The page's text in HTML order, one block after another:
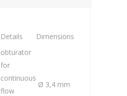
Details Dimensions
obturator
for
continuous
flow
Ø 3,4 mm